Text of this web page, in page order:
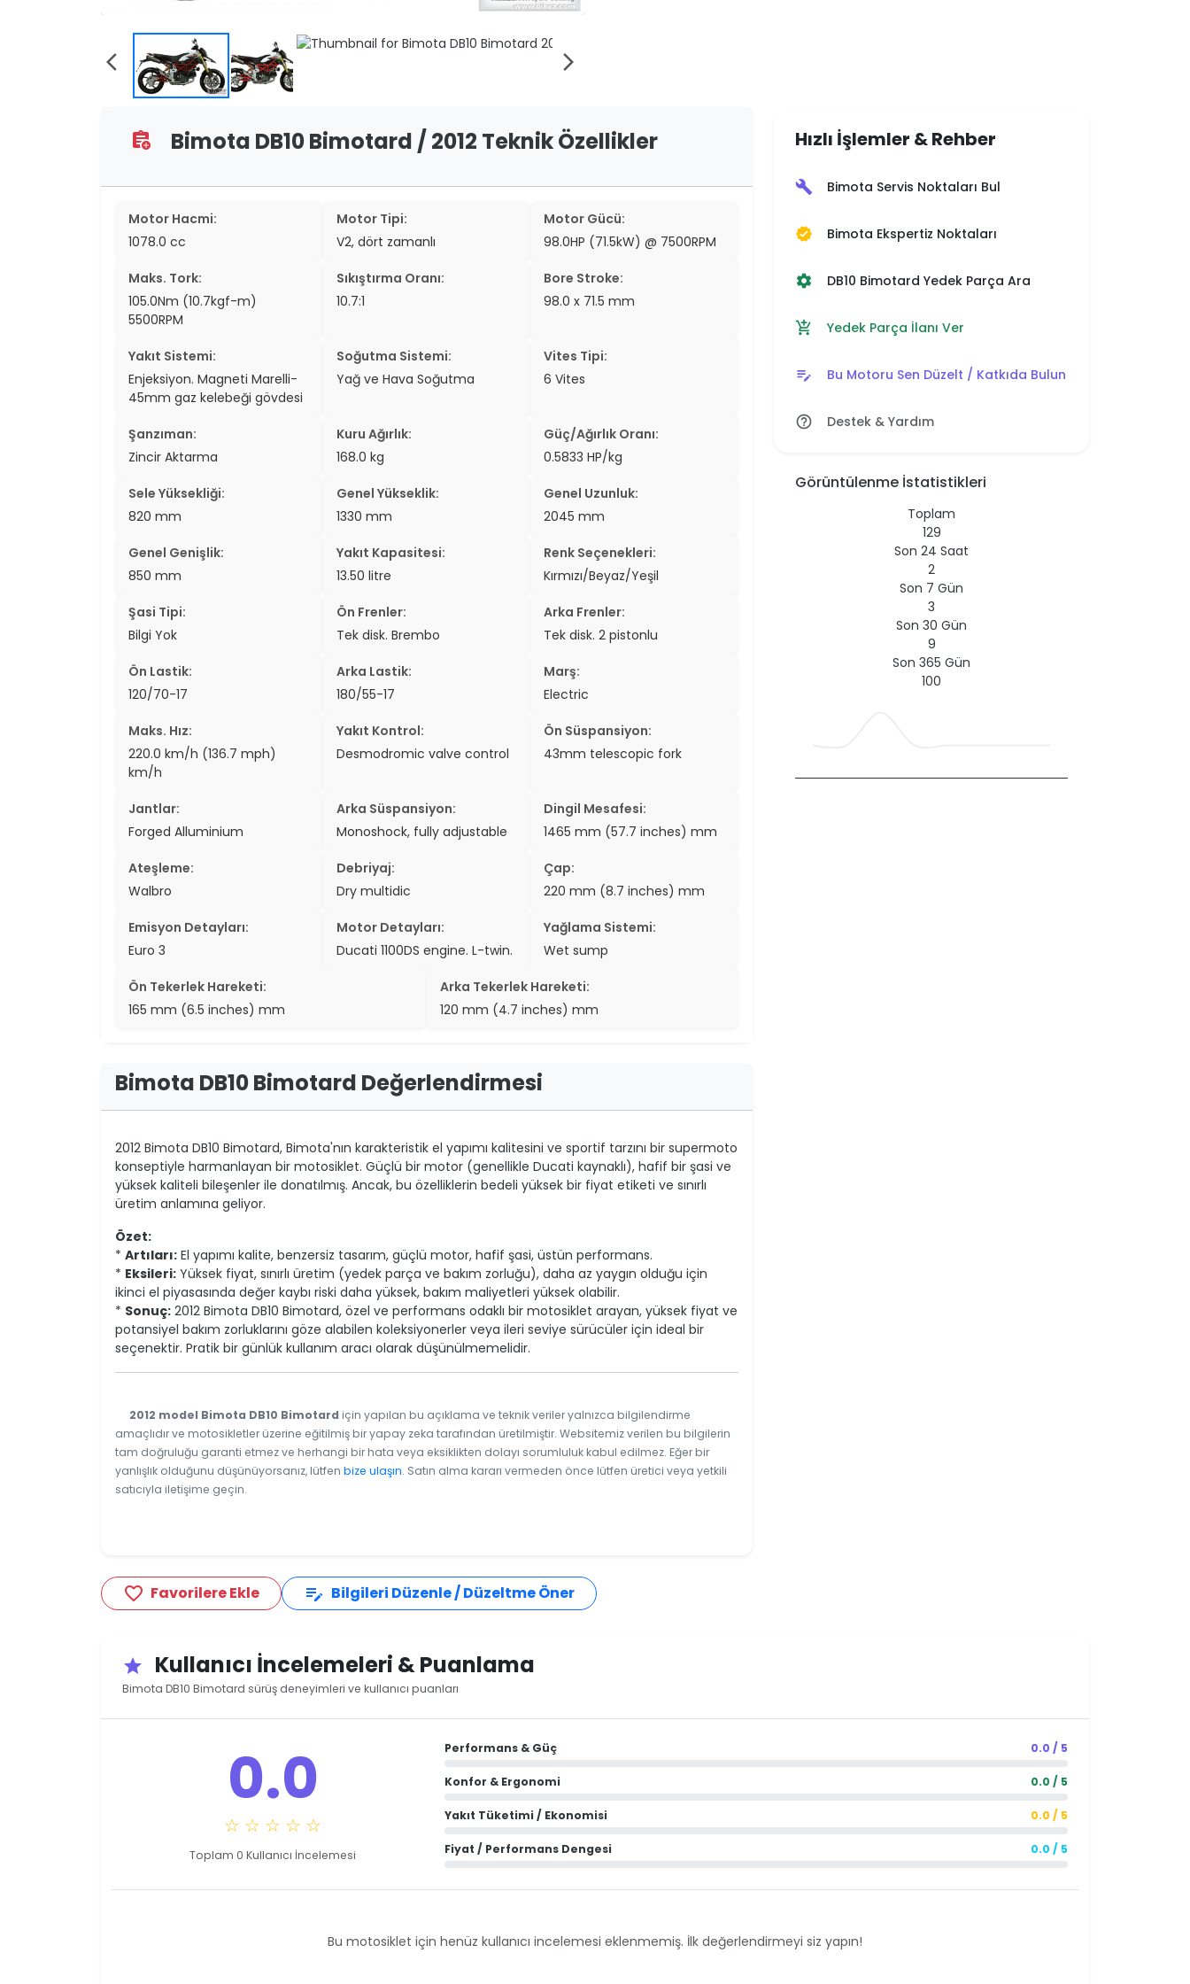
two_wheeler
arrow_back_ios arrow_forward_ios
assignment_add Bimota DB10 Bimotard / 2012 Teknik Özellikler
Motor Hacmi:
1078.0 cc
Motor Tipi:
V2, dört zamanlı
Motor Gücü:
98.0HP (71.5kW) @ 7500RPM
Maks. Tork:
105.0Nm (10.7kgf-m)
5500RPM
Sıkıştırma Oranı:
10.7:1
Bore Stroke:
98.0 x 71.5 mm
Yakıt Sistemi:
Enjeksiyon. Magneti Marelli-
45mm gaz kelebeği gövdesi
Soğutma Sistemi:
Yağ ve Hava Soğutma
Vites Tipi:
6 Vites
Şanzıman:
Zincir Aktarma
Kuru Ağırlık:
168.0 kg
Güç/Ağırlık Oranı:
0.5833 HP/kg
Sele Yüksekliği:
820 mm
Genel Yükseklik:
1330 mm
Genel Uzunluk:
2045 mm
Genel Genişlik:
850 mm
Yakıt Kapasitesi:
13.50 litre
Renk Seçenekleri:
Kırmızı/Beyaz/Yeşil
Şasi Tipi:
Bilgi Yok
Ön Frenler:
Tek disk. Brembo
Arka Frenler:
Tek disk. 2 pistonlu
Ön Lastik:
120/70-17
Arka Lastik:
180/55-17
Marş:
Electric
Maks. Hız:
220.0 km/h (136.7 mph)
km/h
Yakıt Kontrol:
Desmodromic valve control
Ön Süspansiyon:
43mm telescopic fork
Jantlar:
Forged Alluminium
Arka Süspansiyon:
Monoshock, fully adjustable
Dingil Mesafesi:
1465 mm (57.7 inches) mm
Ateşleme:
Walbro
Debriyaj:
Dry multidic
Çap:
220 mm (8.7 inches) mm
Emisyon Detayları:
Euro 3
Motor Detayları:
Ducati 1100DS engine. L-twin.
Yağlama Sistemi:
Wet sump
Ön Tekerlek Hareketi:
165 mm (6.5 inches) mm
Arka Tekerlek Hareketi:
120 mm (4.7 inches) mm
Bimota DB10 Bimotard Değerlendirmesi
2012 Bimota DB10 Bimotard, Bimota'nın karakteristik el yapımı kalitesini ve sportif tarzını bir supermoto
konseptiyle harmanlayan bir motosiklet. Güçlü bir motor (genellikle Ducati kaynaklı), hafif bir şasi ve
yüksek kaliteli bileşenler ile donatılmış. Ancak, bu özelliklerin bedeli yüksek bir fiyat etiketi ve sınırlı
üretim anlamına geliyor.
Özet:
* Artıları: El yapımı kalite, benzersiz tasarım, güçlü motor, hafif şasi, üstün performans.
* Eksileri: Yüksek fiyat, sınırlı üretim (yedek parça ve bakım zorluğu), daha az yaygın olduğu için
ikinci el piyasasında değer kaybı riski daha yüksek, bakım maliyetleri yüksek olabilir.
* Sonuç: 2012 Bimota DB10 Bimotard, özel ve performans odaklı bir motosiklet arayan, yüksek fiyat ve
potansiyel bakım zorluklarını göze alabilen koleksiyonerler veya ileri seviye sürücüler için ideal bir
seçenektir. Pratik bir günlük kullanım aracı olarak düşünülmemelidir.
2012 model Bimota DB10 Bimotard için yapılan bu açıklama ve teknik veriler yalnızca bilgilendirme
amaçlıdır ve motosikletler üzerine eğitilmiş bir yapay zeka tarafından üretilmiştir. Websitemiz verilen bu bilgilerin
tam doğruluğu garanti etmez ve herhangi bir hata veya eksiklikten dolayı sorumluluk kabul edilmez. Eğer bir
yanlışlık olduğunu düşünüyorsanız, lütfen bize ulaşın. Satın alma kararı vermeden önce lütfen üretici veya yetkili
satıcıyla iletişime geçin.
Hızlı İşlemler & Rehber
build Bimota Servis Noktaları Bul
verified Bimota Ekspertiz Noktaları
settings DB10 Bimotard Yedek Parça Ara
add_shopping_cart Yedek Parça İlanı Ver
edit_note Bu Motoru Sen Düzelt / Katkıda Bulun
help_outline Destek & Yardım
Görüntülenme İstatistikleri
Toplam
129
Son 24 Saat
2
Son 7 Gün
3
Son 30 Gün
9
Son 365 Gün
100
favorite_border Favorilere Ekle edit_note Bilgileri Düzenle / Düzeltme Öner
star Kullanıcı İncelemeleri & Puanlama
Bimota DB10 Bimotard sürüş deneyimleri ve kullanıcı puanları
0.0
☆ ☆ ☆ ☆ ☆
Toplam 0 Kullanıcı İncelemesi
Performans & Güç 0.0 / 5
Konfor & Ergonomi 0.0 / 5
Yakıt Tüketimi / Ekonomisi 0.0 / 5
Fiyat / Performans Dengesi 0.0 / 5
Bu motosiklet için henüz kullanıcı incelemesi eklenmemiş. İlk değerlendirmeyi siz yapın!